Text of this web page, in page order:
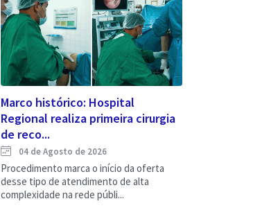
Marco histórico: Hospital
Regional realiza primeira cirurgia
de reco...
04 de Agosto de 2026
Procedimento marca o início da oferta
desse tipo de atendimento de alta
complexidade na rede públi...